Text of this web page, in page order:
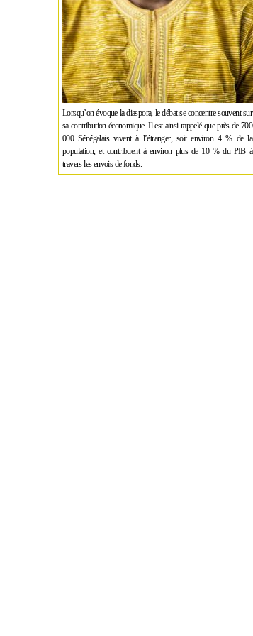
Lorsqu’on évoque la diaspora, le débat se concentre souvent sur
sa contribution économique. Il est ainsi rappelé que près de 700
000 Sénégalais vivent à l’étranger, soit environ 4 % de la
population, et contribuent à environ plus de 10 % du PIB à
travers les envois de fonds.